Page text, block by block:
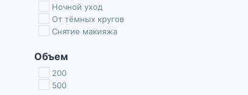
Ночной уход
От тёмных кругов
Снятие макияжа
Объем
200
500